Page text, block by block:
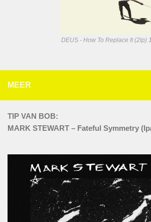
DEUS - How To Replace It (2lp)
MEER
TIP VAN BOB:
MARK STEWART – Fateful Symmetry